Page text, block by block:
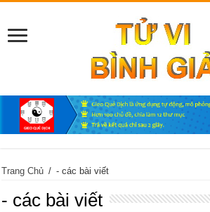
Trang Chủ / - các bài viết
- các bài viết